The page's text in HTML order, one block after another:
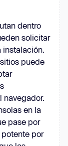
dentro
solicitar
instalación.
puede
navegador.
en la
pase por
por